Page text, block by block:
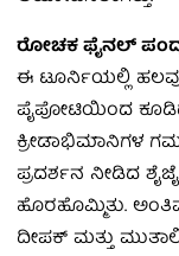
ರೋಚಕ ಫೈನಲ್
ಈ ಟೂರ್ನಿಯಲ್ಲಿ ಹಲವು
ಪೈಪೋಟಿಯಿಂದ ಕೂಡಿದ
ಕ್ರೀಡಾಭಿಮಾನಿಗಳ
ಪ್ರದರ್ಶನ ನೀಡಿದ
ಹೊರಹೊಮ್ಮಿತು.
ದೀಪಕ್ ಮತ್ತು